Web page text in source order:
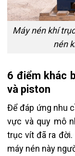
Máy nén khí
nén
6 điểm khác
và piston
Để đáp ứng nhu
vực và quy mô
trục vít đã ra
máy nén này